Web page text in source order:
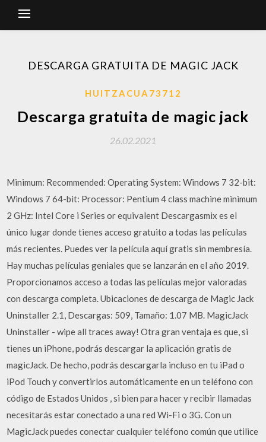
DESCARGA GRATUITA DE MAGIC JACK
HUITZACUA73712
Descarga gratuita de magic jack
26.02.2021
Minimum: Recommended: Operating System: Windows 7 32-bit:
Windows 7 64-bit: Processor: Pentium 4 class machine minimum
2 GHz: Intel Core i Series or equivalent Descargasmix es el
único lugar donde tienes acceso gratuito a todas las películas
más recientes. Puedes ver la película aquí gratis sin membresía.
Hay muchas películas geniales que se lanzarán en el año 2019.
Proporcionamos acceso a todas las películas mejor valoradas
con descarga completa. Ubicaciones de descarga de Magic Jack
Uninstaller 2.1, Descargas: 509, Tamaño: 1.07 MB. MagicJack
Uninstaller - wipe all traces away! Otra gran ventaja es que, si
tienes un iPhone, podrás descargar la aplicación gratis de
magicJack. De hecho, podrás descargarla incluso en tu iPad o
iPod Touch y convertirlos automáticamente en un teléfono con
código de Estados Unidos , si bien para hacer y recibir llamadas
necesitarás estar conectado a una red Wi-Fi o 3G. Con un
MagicJack puedes conectar cualquier teléfono común que utilice